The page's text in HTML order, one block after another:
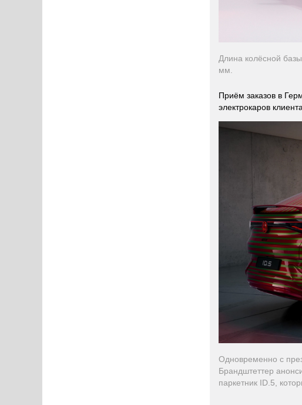
Длина колёсной
мм.
Приём заказов в
электрокаров
Одновременно с
Брандштеттер
паркетник ID.5,